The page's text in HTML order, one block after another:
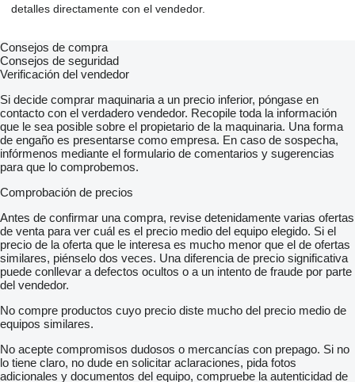
detalles directamente con el vendedor.
Consejos de compra
Consejos de seguridad
Verificación del vendedor
Si decide comprar maquinaria a un precio inferior, póngase en
contacto con el verdadero vendedor. Recopile toda la información
que le sea posible sobre el propietario de la maquinaria. Una forma
de engaño es presentarse como empresa. En caso de sospecha,
infórmenos mediante el formulario de comentarios y sugerencias
para que lo comprobemos.
Comprobación de precios
Antes de confirmar una compra, revise detenidamente varias ofertas
de venta para ver cuál es el precio medio del equipo elegido. Si el
precio de la oferta que le interesa es mucho menor que el de ofertas
similares, piénselo dos veces. Una diferencia de precio significativa
puede conllevar a defectos ocultos o a un intento de fraude por parte
del vendedor.
No compre productos cuyo precio diste mucho del precio medio de
equipos similares.
No acepte compromisos dudosos o mercancías con prepago. Si no
lo tiene claro, no dude en solicitar aclaraciones, pida fotos
adicionales y documentos del equipo, compruebe la autenticidad de